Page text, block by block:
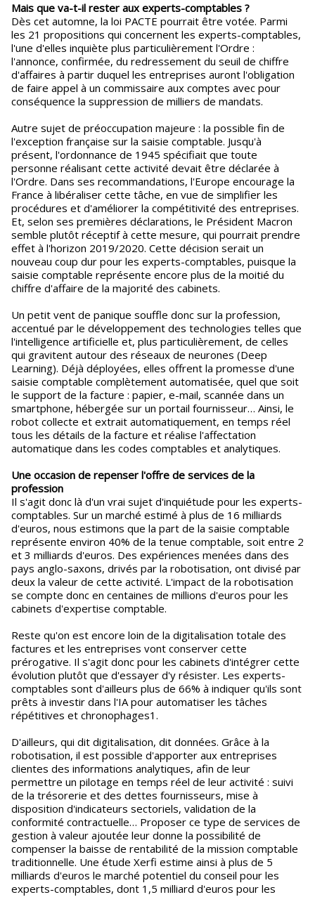
Mais que va-t-il rester aux experts-comptables ?
Dès cet automne, la loi PACTE pourrait être votée. Parmi
les 21 propositions qui concernent les experts-comptables,
l'une d'elles inquiète plus particulièrement l'Ordre :
l'annonce, confirmée, du redressement du seuil de chiffre
d'affaires à partir duquel les entreprises auront l'obligation
de faire appel à un commissaire aux comptes avec pour
conséquence la suppression de milliers de mandats.
Autre sujet de préoccupation majeure : la possible fin de
l'exception française sur la saisie comptable. Jusqu'à
présent, l'ordonnance de 1945 spécifiait que toute
personne réalisant cette activité devait être déclarée à
l'Ordre. Dans ses recommandations, l'Europe encourage la
France à libéraliser cette tâche, en vue de simplifier les
procédures et d'améliorer la compétitivité des entreprises.
Et, selon ses premières déclarations, le Président Macron
semble plutôt réceptif à cette mesure, qui pourrait prendre
effet à l'horizon 2019/2020. Cette décision serait un
nouveau coup dur pour les experts-comptables, puisque la
saisie comptable représente encore plus de la moitié du
chiffre d'affaire de la majorité des cabinets.
Un petit vent de panique souffle donc sur la profession,
accentué par le développement des technologies telles que
l'intelligence artificielle et, plus particulièrement, de celles
qui gravitent autour des réseaux de neurones (Deep
Learning). Déjà déployées, elles offrent la promesse d'une
saisie comptable complètement automatisée, quel que soit
le support de la facture : papier, e-mail, scannée dans un
smartphone, hébergée sur un portail fournisseur… Ainsi, le
robot collecte et extrait automatiquement, en temps réel
tous les détails de la facture et réalise l'affectation
automatique dans les codes comptables et analytiques.
Une occasion de repenser l'offre de services de la
profession
Il s'agit donc là d'un vrai sujet d'inquiétude pour les experts-
comptables. Sur un marché estimé à plus de 16 milliards
d'euros, nous estimons que la part de la saisie comptable
représente environ 40% de la tenue comptable, soit entre 2
et 3 milliards d'euros. Des expériences menées dans des
pays anglo-saxons, drivés par la robotisation, ont divisé par
deux la valeur de cette activité. L'impact de la robotisation
se compte donc en centaines de millions d'euros pour les
cabinets d'expertise comptable.
Reste qu'on est encore loin de la digitalisation totale des
factures et les entreprises vont conserver cette
prérogative. Il s'agit donc pour les cabinets d'intégrer cette
évolution plutôt que d'essayer d'y résister. Les experts-
comptables sont d'ailleurs plus de 66% à indiquer qu'ils sont
prêts à investir dans l'IA pour automatiser les tâches
répétitives et chronophages1.
D'ailleurs, qui dit digitalisation, dit données. Grâce à la
robotisation, il est possible d'apporter aux entreprises
clientes des informations analytiques, afin de leur
permettre un pilotage en temps réel de leur activité : suivi
de la trésorerie et des dettes fournisseurs, mise à
disposition d'indicateurs sectoriels, validation de la
conformité contractuelle… Proposer ce type de services de
gestion à valeur ajoutée leur donne la possibilité de
compenser la baisse de rentabilité de la mission comptable
traditionnelle. Une étude Xerfi estime ainsi à plus de 5
milliards d'euros le marché potentiel du conseil pour les
experts-comptables, dont 1,5 milliard d'euros pour les